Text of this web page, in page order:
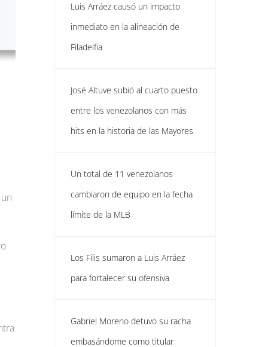
Luis Arráez causó un impacto
inmediato en la alineación de
Filadelfia
José Altuve subió al cuarto puesto
entre los venezolanos con más
hits en la historia de las Mayores
Un total de 11 venezolanos
cambiaron de equipo en la fecha
límite de la MLB
Los Filis sumaron a Luis Arráez
para fortalecer su ofensiva
Gabriel Moreno detuvo su racha
embasándome como titular